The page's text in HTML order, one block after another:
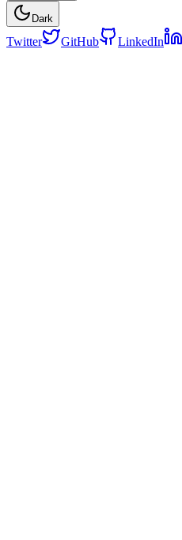
Dark
Twitter GitHub LinkedIn